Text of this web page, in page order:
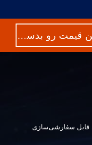
بهترین قیمت رو بدست بیار